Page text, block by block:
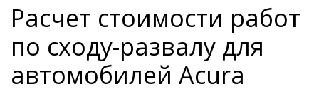
Расчет стоимости работ
по сходу-развалу для
автомобилей Acura